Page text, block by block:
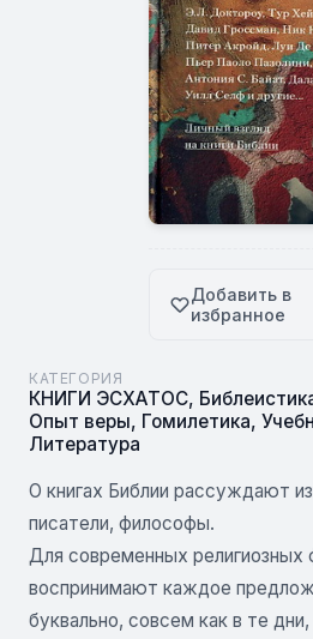
Добавить в
избранное
КАТЕГОРИЯ
КНИГИ ЭСХАТОС,
Опыт веры, Гомилетика,
Литература
О книгах Библии рассуждают
писатели, философы.
Для современных религиозных
воспринимают каждое
буквально, совсем как в те